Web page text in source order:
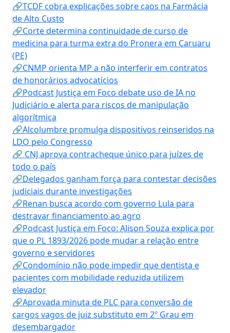
🔗TCDF cobra explicações sobre caos na Farmácia
de Alto Custo
🔗Corte determina continuidade de curso de
medicina para turma extra do Pronera em Caruaru
(PE)
🔗CNMP orienta MP a não interferir em contratos
de honorários advocatícios
🔗Podcast Justiça em Foco debate uso de IA no
Judiciário e alerta para riscos de manipulação
algorítmica
🔗Alcolumbre promulga dispositivos reinseridos na
LDO pelo Congresso
🔗 CNJ aprova contracheque único para juízes de
todo o país
🔗Delegados ganham força para contestar decisões
judiciais durante investigações
🔗Renan busca acordo com governo Lula para
destravar financiamento ao agro
🔗Podcast Justiça em Foco: Alison Souza explica por
que o PL 1893/2026 pode mudar a relação entre
governo e servidores
🔗Condomínio não pode impedir que dentista e
pacientes com mobilidade reduzida utilizem
elevador
🔗Aprovada minuta de PLC para conversão de
cargos vagos de juiz substituto em 2º Grau em
desembargador